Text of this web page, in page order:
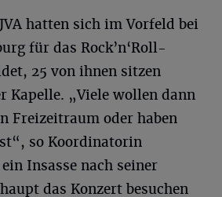
hatten sich im Vorfeld bei
für das Rock’n‘Roll-
25 von ihnen sitzen
Kapelle. „Viele wollen dann
Freizeitraum oder haben
so Koordinatorin
Insasse nach seiner
das Konzert besuchen